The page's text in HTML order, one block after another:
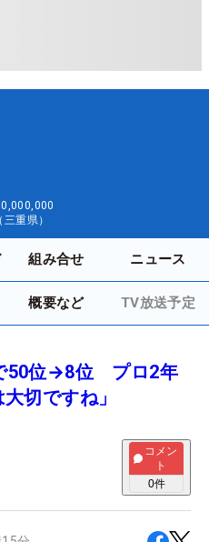
重県）
組み合せ ニュース
概要など TV放送予定
50位→8位 プロ2年
切ですね」
コメン
ト
0件